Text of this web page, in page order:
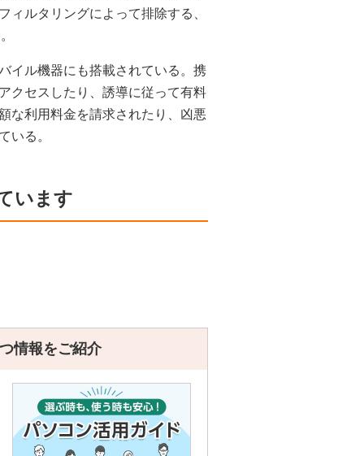
ィルタリングによって排除する、
イル機器にも搭載されている。携
クセスしたり、誘導に従って有料
な利用料金を請求されたり、凶悪
いる。
います
情報をご紹介